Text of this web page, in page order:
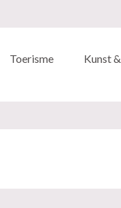
Toerisme Kunst